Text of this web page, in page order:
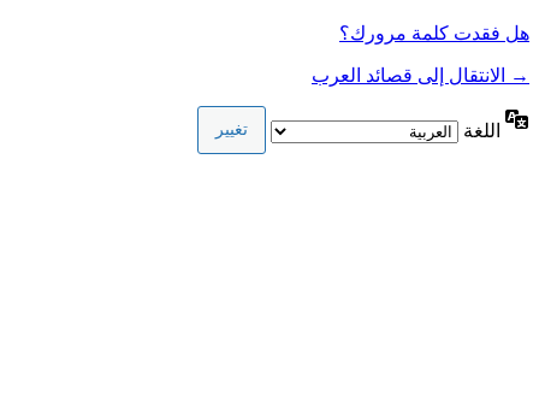
هل فقدت كلمة مرورك؟
→ الانتقال إلى قصائد العرب
اللغة